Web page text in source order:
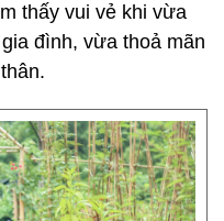
thấy vui vẻ khi vừa
đình, vừa thoả mãn